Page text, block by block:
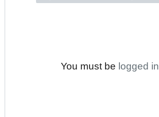
You must be logged in